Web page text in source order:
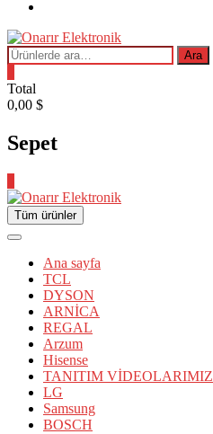
Ara:
Ara
Total
0,00 $
Sepet
Tüm ürünler
Ana sayfa
TCL
DYSON
ARNİCA
REGAL
Arzum
Hisense
TANITIM VİDEOLARIMIZ
LG
Samsung
BOSCH